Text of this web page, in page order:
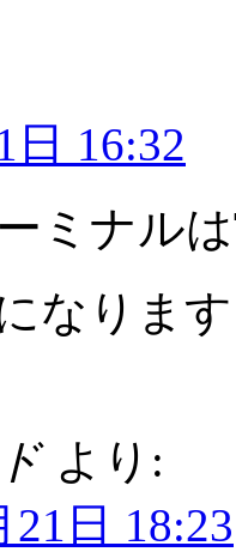
日 16:32
ミナル
なりま
より:
21日 18:23